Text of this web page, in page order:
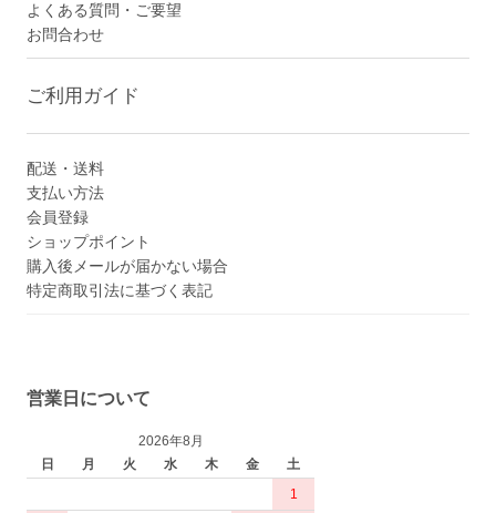
よくある質問・ご要望
お問合わせ
ご利用ガイド
配送・送料
支払い方法
会員登録
ショップポイント
購入後メールが届かない場合
特定商取引法に基づく表記
営業日について
2026年8月
日
月 火 水 木 金
土
1